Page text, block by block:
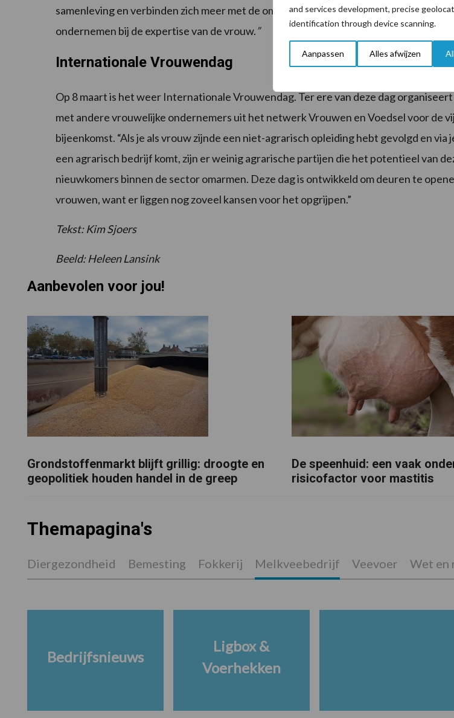
and services development, precise
identification through device scanning.
Aanpassen Alles afwijzen
samenleving en verbinden zich meer met de omgeving.Daarnaast past deze vorm van
ondernemen bij de expertise van de vrouw.”
Internationale Vrouwendag
Op 8 maart is het weer Internationale Vrouwendag. Ter ere van deze dag organiseert
met andere vrouwelijke ondernemers uit het netwerk Vrouwen en Voedsel voor de
bijeenkomst. “Als je als vrouw zijnde een niet-agrarisch opleiding hebt gevolgd en via
een agrarisch bedrijf komt, zijn er weinig agrarische partijen die het potentieel van
nieuwkomers binnen de sector omarmen. Deze dag is ontwikkeld om deuren te
vrouwen, want er liggen nog zoveel kansen voor het opgrijpen.”
Tekst: Kim Sjoers
Beeld: Heleen Lansink
Aanbevolen voor jou!
Grondstoffenmarkt blijft grillig: droogte en
geopolitiek houden handel in de greep
De speenhuid: een vaak
risicofactor voor mastitis
Themapagina's
Diergezondheid Bemesting Fokkerij Melkveebedrijf Veevoer Wet en
Bedrijfsnieuws
Ligbox &
Voerhekken